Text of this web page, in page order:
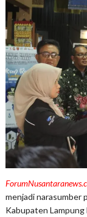
menjadi narasumber
Kabupaten